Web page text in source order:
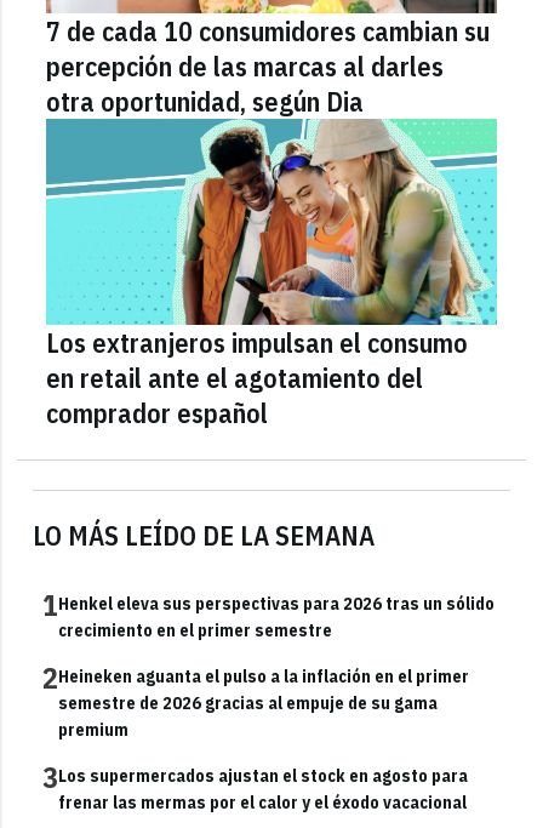
LO MÁS LEÍDO DE LA SEMANA
1Henkel eleva sus perspectivas para 2026 tras un sólido
crecimiento en el primer semestre
2Heineken aguanta el pulso a la inflación en el primer
semestre de 2026 gracias al empuje de su gama
premium
3Los supermercados ajustan el stock en agosto para
frenar las mermas por el calor y el éxodo vacacional
7 de cada 10 consumidores cambian su
percepción de las marcas al darles
otra oportunidad, según Dia
Los extranjeros impulsan el consumo
en retail ante el agotamiento del
comprador español